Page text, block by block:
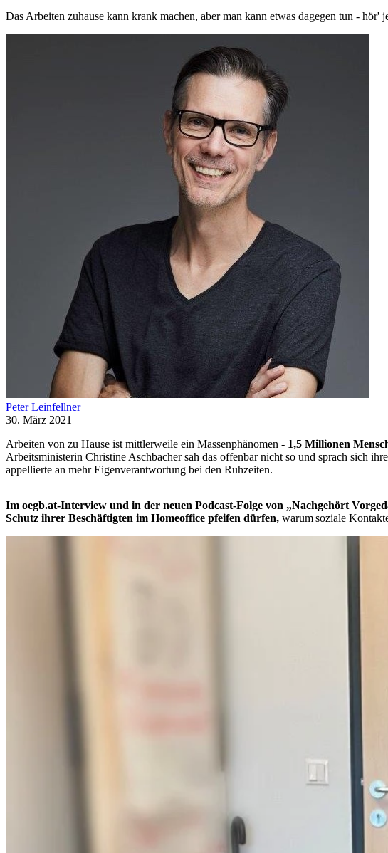
Das Arbeiten zuhause kann krank machen, aber man kann etwas dagegen tun - hör'
Peter Leinfellner
30. März 2021
Arbeiten von zu Hause ist mittlerweile ein Massenphänomen - 1,5 Millionen
Arbeitsministerin Christine Aschbacher sah das offenbar nicht so und sprach sich
appellierte an mehr Eigenverantwortung bei den Ruhzeiten.
Im oegb.at-Interview und in der neuen Podcast-Folge von „Nachgehört
Schutz ihrer Beschäftigten im Homeoffice pfeifen dürfen, warum soziale